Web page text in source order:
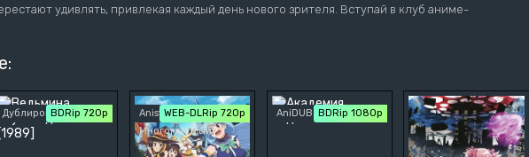
удивлять, привлекая каждый день нового зрителя. Вступай в клуб аниме-
ДублированныйBDRip 720p
Anistar
Многоголосый
WEB-DLRip 720p AniDUB BDRip 1080p